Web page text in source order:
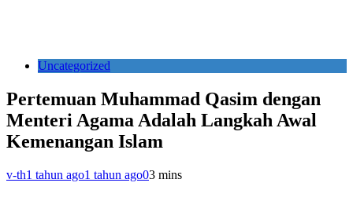
Uncategorized
Pertemuan Muhammad Qasim dengan
Menteri Agama Adalah Langkah Awal
Kemenangan Islam
v-th1 tahun ago1 tahun ago03 mins